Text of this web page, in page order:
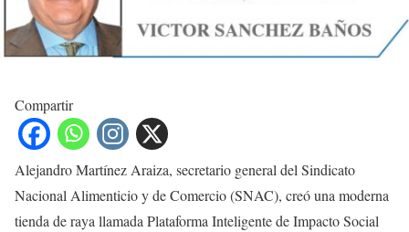
Compartir
Alejandro Martínez Araiza, secretario general del Sindicato
Nacional Alimenticio y de Comercio (SNAC), creó una moderna
tienda de raya llamada Plataforma Inteligente de Impacto Social